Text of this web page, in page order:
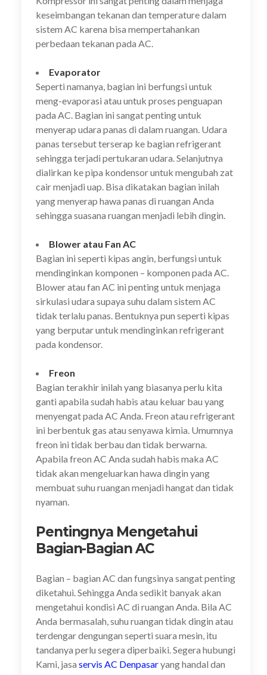
keseimbangan tekanan dan temperature dalam
sistem AC karena bisa mempertahankan
perbedaan tekanan pada AC.
Evaporator
Seperti namanya, bagian ini berfungsi untuk
meng-evaporasi atau untuk proses penguapan
pada AC. Bagian ini sangat penting untuk
menyerap udara panas di dalam ruangan. Udara
panas tersebut terserap ke bagian refrigerant
sehingga terjadi pertukaran udara. Selanjutnya
dialirkan ke pipa kondensor untuk mengubah zat
cair menjadi uap. Bisa dikatakan bagian inilah
yang menyerap hawa panas di ruangan Anda
sehingga suasana ruangan menjadi lebih dingin.
Blower atau Fan AC
Bagian ini seperti kipas angin, berfungsi untuk
mendinginkan komponen – komponen pada AC.
Blower atau fan AC ini penting untuk menjaga
sirkulasi udara supaya suhu dalam sistem AC
tidak terlalu panas. Bentuknya pun seperti kipas
yang berputar untuk mendinginkan refrigerant
pada kondensor.
Freon
Bagian terakhir inilah yang biasanya perlu kita
ganti apabila sudah habis atau keluar bau yang
menyengat pada AC Anda. Freon atau refrigerant
ini berbentuk gas atau senyawa kimia. Umumnya
freon ini tidak berbau dan tidak berwarna.
Apabila freon AC Anda sudah habis maka AC
tidak akan mengeluarkan hawa dingin yang
membuat suhu ruangan menjadi hangat dan tidak
nyaman.
Pentingnya Mengetahui
Bagian-Bagian AC
Bagian – bagian AC dan fungsinya sangat penting
diketahui. Sehingga Anda sedikit banyak akan
mengetahui kondisi AC di ruangan Anda. Bila AC
Anda bermasalah, suhu ruangan tidak dingin atau
terdengar dengungan seperti suara mesin, itu
tandanya perlu segera diperbaiki. Segera hubungi
Kami, jasa servis AC Denpasaryang handal dan